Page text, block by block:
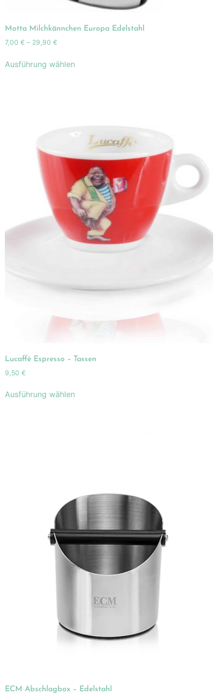
Motta Milchkännchen Europa Edelstahl
7,00 € – 29,90 €
Ausführung wählen
Lucaffè Espresso – Tassen
9,50 €
Ausführung wählen
ECM Abschlagbox – Edelstahl